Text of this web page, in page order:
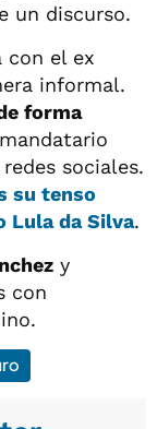
un discurso.
con el ex
informal.
forma
sociales.
su tenso
Lula da Silva.
y
con